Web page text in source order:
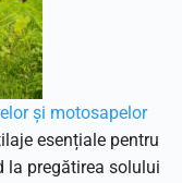
și motosapelor
esențiale pentru
la pregătirea solului